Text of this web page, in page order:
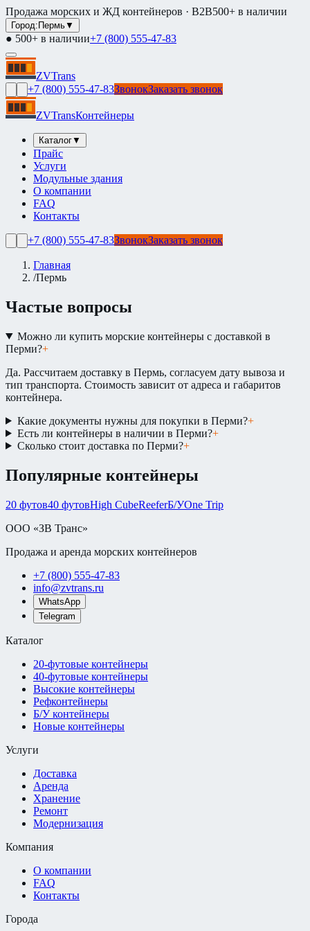
Продажа морских и ЖД контейнеров · B2B500+ в наличии
Город: Пермь▼
● 500+ в наличии+7 (800) 555-47-83
ZVTrans
+7 (800) 555-47-83ЗвонокЗаказать звонок
ZVTransКонтейнеры
Каталог▼
Прайс
Услуги
Модульные здания
О компании
FAQ
Контакты
+7 (800) 555-47-83ЗвонокЗаказать звонок
Главная
/Пермь
Частые вопросы
Можно ли купить морские контейнеры с доставкой в
Перми?+
Да. Рассчитаем доставку в Пермь, согласуем дату вывоза и
тип транспорта. Стоимость зависит от адреса и габаритов
контейнера.
Какие документы нужны для покупки в Перми?+
Есть ли контейнеры в наличии в Перми?+
Сколько стоит доставка по Перми?+
Популярные контейнеры
20 футов40 футовHigh CubeReeferБ/УOne Trip
ООО «ЗВ Транс»
Продажа и аренда морских контейнеров
+7 (800) 555-47-83
info@zvtrans.ru
WhatsApp
Telegram
Каталог
20-футовые контейнеры
40-футовые контейнеры
Высокие контейнеры
Рефконтейнеры
Б/У контейнеры
Новые контейнеры
Услуги
Доставка
Аренда
Хранение
Ремонт
Модернизация
Компания
О компании
FAQ
Контакты
Города